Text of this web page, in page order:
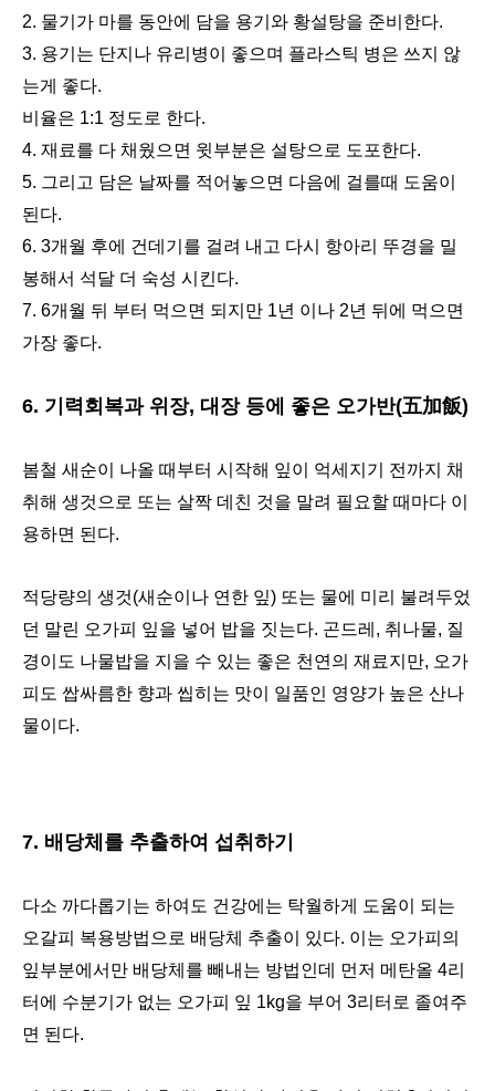
2. 물기가 마를 동안에 담을 용기와 황설탕을 준비한다.
3. 용기는 단지나 유리병이 좋으며 플라스틱 병은 쓰지 않
는게 좋다.
비율은 1:1 정도로 한다.
4. 재료를 다 채웠으면 윗부분은 설탕으로 도포한다.
5. 그리고 담은 날짜를 적어놓으면 다음에 걸를때 도움이
된다.
6. 3개월 후에 건데기를 걸려 내고 다시 항아리 뚜경을 밀
봉해서 석달 더 숙성 시킨다.
7. 6개월 뒤 부터 먹으면 되지만 1년 이나 2년 뒤에 먹으면
가장 좋다.
6. 기력회복과 위장, 대장 등에 좋은 오가반(五加飯)
봄철 새순이 나올 때부터 시작해 잎이 억세지기 전까지 채
취해 생것으로 또는 살짝 데친 것을 말려 필요할 때마다 이
용하면 된다.
적당량의 생것(새순이나 연한 잎) 또는 물에 미리 불려두었
던 말린 오가피 잎을 넣어 밥을 짓는다. 곤드레, 취나물, 질
경이도 나물밥을 지을 수 있는 좋은 천연의 재료지만, 오가
피도 쌉싸름한 향과 씹히는 맛이 일품인 영양가 높은 산나
물이다.
7. 배당체를 추출하여 섭취하기
다소 까다롭기는 하여도 건강에는 탁월하게 도움이 되는
오갈피 복용방법으로 배당체 추출이 있다. 이는 오가피의
잎부분에서만 배당체를 빼내는 방법인데 먼저 메탄올 4리
터에 수분기가 없는 오가피 잎 1kg을 부어 3리터로 졸여주
면 된다.